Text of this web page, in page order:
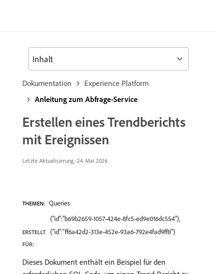
Dokumentation
Experience Platform
Anleitung zum Abfrage-Service
Erstellen eines Trendberichts
mit Ereignissen
Letzte Aktualisierung: 24. Mai 2026
THEMEN: Queries
ERSTELLT
FÜR:
{"id":"b69b2659-1057-424e-8fc5-ed9e016dc554"},
{"id":"ff6a42d2-313e-452e-93a6-792e4fad9ff8"}
Dieses Dokument enthält ein Beispiel für den
Inhalt